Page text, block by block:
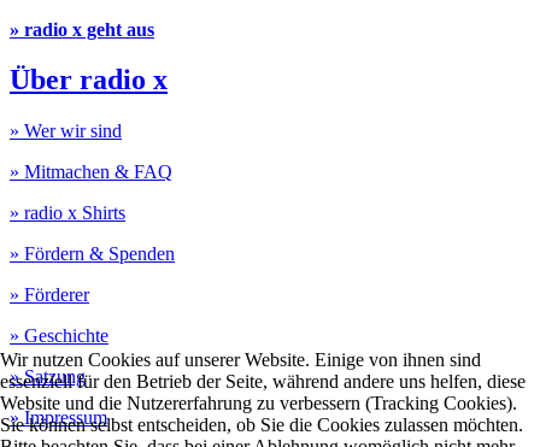
» radio x geht aus
Über radio x
» Wer wir sind
» Mitmachen & FAQ
» radio x Shirts
» Fördern & Spenden
» Förderer
» Geschichte
» Satzung
» Impressum
Wir nutzen Cookies auf unserer Website. Einige von ihnen sind
essenziell für den Betrieb der Seite, während andere uns helfen, diese
Website und die Nutzererfahrung zu verbessern (Tracking Cookies).
Sie können selbst entscheiden, ob Sie die Cookies zulassen möchten.